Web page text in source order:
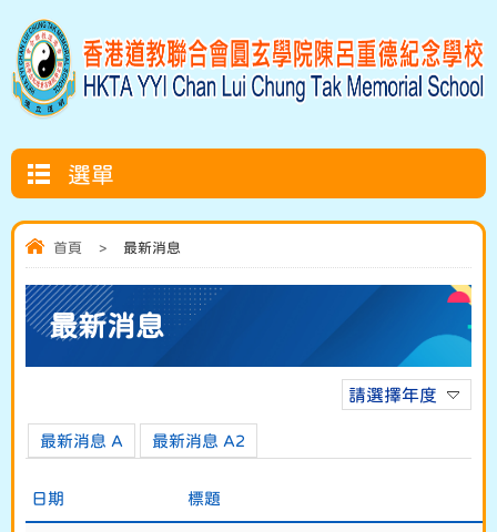
選單
首頁 > 最新消息
最新消息
請選擇年度
最新消息 A 最新消息 A2
日期 標題